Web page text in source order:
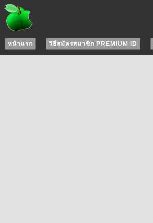
หน้าแรก วิธีสมัครสมาชิก PREMIUM ID